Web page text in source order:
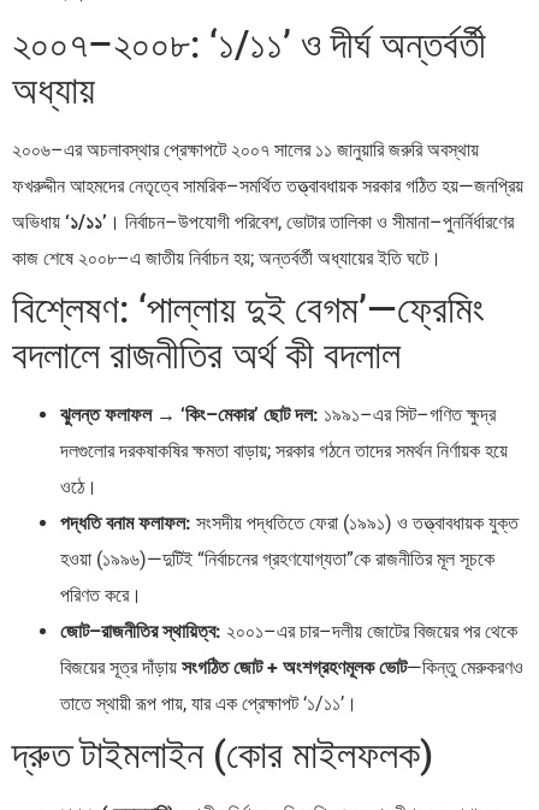
২০০৭–২০০৮: ‘১/১১’ ও দীর্ঘ অন্তর্বর্তী
অধ্যায়
২০০৬–এর অচলাবস্থার প্রেক্ষাপটে ২০০৭ সালের ১১ জানুয়ারি জরুরি অবস্থায়
ফখরুদ্দীন আহমদের নেতৃত্বে সামরিক–সমর্থিত তত্ত্বাবধায়ক সরকার গঠিত হয়—জনপ্রিয়
অভিধায় ‘১/১১’ । নির্বাচন–উপযোগী পরিবেশ, ভোটার তালিকা ও সীমানা–পুনর্নির্ধারণের
কাজ শেষে ২০০৮–এ জাতীয় নির্বাচন হয়; অন্তর্বর্তী অধ্যায়ের ইতি ঘটে।
বিশ্লেষণ: ‘পাল্লায় দুই বেগম’—ফ্রেমিং
বদলালে রাজনীতির অর্থ কী বদলাল
ঝুলন্ত ফলাফল → ‘কিং–মেকার’ ছোট দল: ১৯৯১–এর সিট–গণিত ক্ষুদ্র
দলগুলোর দরকষাকষির ক্ষমতা বাড়ায়; সরকার গঠনে তাদের সমর্থন নির্ণায়ক হয়ে
ওঠে।
পদ্ধতি বনাম ফলাফল: সংসদীয় পদ্ধতিতে ফেরা (১৯৯১) ও তত্ত্বাবধায়ক যুক্ত
হওয়া (১৯৯৬)—দুটিই “নির্বাচনের গ্রহণযোগ্যতা”কে রাজনীতির মূল সূচকে
পরিণত করে।
জোট–রাজনীতির স্থায়িত্ব: ২০০১–এর চার–দলীয় জোটের বিজয়ের পর থেকে
বিজয়ের সূত্র দাঁড়ায় সংগঠিত জোট + অংশগ্রহণমূলক ভোট—কিন্তু মেরুকরণও
তাতে স্থায়ী রূপ পায়, যার এক প্রেক্ষাপট ‘১/১১’।
দ্রুত টাইমলাইন (কোর মাইলফলক)